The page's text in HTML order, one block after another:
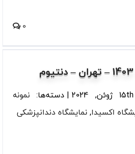
0
15th ژوئن, 2024 دسته‌ها: نمونه
اکسیدا, نمایشگاه دندانپزشکی